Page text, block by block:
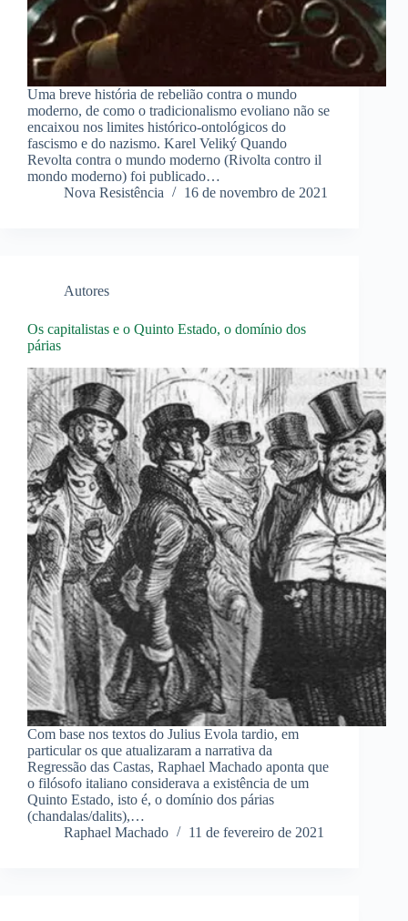
Uma breve história de rebelião contra o mundo
moderno, de como o tradicionalismo evoliano não se
encaixou nos limites histórico-ontológicos do
fascismo e do nazismo. Karel Veliký Quando
Revolta contra o mundo moderno (Rivolta contro il
mondo moderno) foi publicado…
Nova Resistência
16 de novembro de 2021
Autores
Os capitalistas e o Quinto Estado, o domínio dos
párias
Com base nos textos do Julius Evola tardio, em
particular os que atualizaram a narrativa da
Regressão das Castas, Raphael Machado aponta que
o filósofo italiano considerava a existência de um
Quinto Estado, isto é, o domínio dos párias
(chandalas/dalits),…
Raphael Machado
11 de fevereiro de 2021